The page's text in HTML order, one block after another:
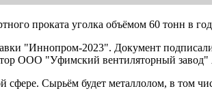
проката уголка объёмом 60 тонн в
"Иннопром-2023". Документ
ООО "Уфимский вентиляторный завод"
сфере. Сырьём будет металлолом, в том